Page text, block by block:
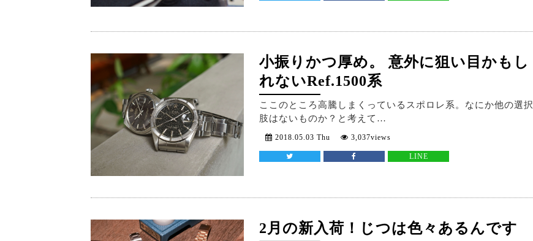
小振りかつ厚め。 意外に狙い目かもし
れないRef.1500系
ここのところ高騰しまくっているスポロレ系。なにか他の選択
肢はないものか？と考えて…
2018.05.03 Thu 3,037views
LINE
2月の新入荷！じつは色々あるんです